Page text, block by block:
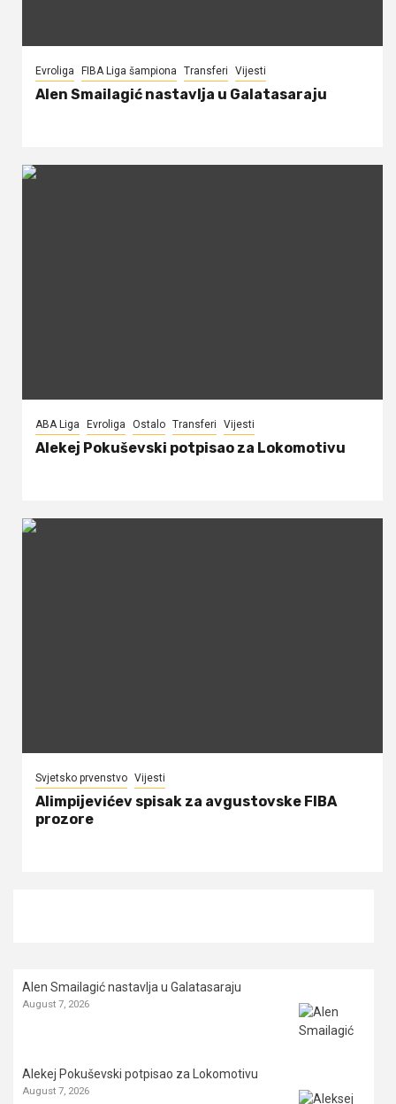
Evroliga FIBA Liga šampiona Transferi Vijesti
Alen Smailagić nastavlja u Galatasaraju
ABA Liga Evroliga Ostalo Transferi Vijesti
Alekej Pokuševski potpisao za Lokomotivu
Svjetsko prvenstvo Vijesti
Alimpijevićev spisak za avgustovske FIBA
prozore
Alen Smailagić nastavlja u Galatasaraju
August 7, 2026
Alekej Pokuševski potpisao za Lokomotivu
August 7, 2026